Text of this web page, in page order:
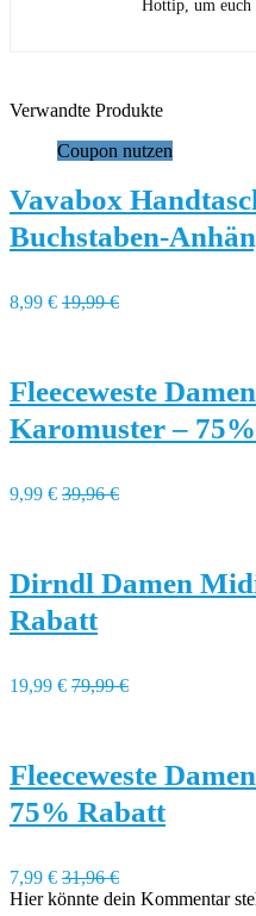
Hottip, um euch
Verwandte Produkte
Coupon nutzen
Vavabox
Buchstaben-
8,99 € 19,99 €
Fleeceweste
Karomuster –
9,99 € 39,96 €
Dirndl Damen
Rabatt
19,99 € 79,99 €
Fleeceweste
75% Rabatt
7,99 € 31,96 €
Hier könnte dein Kommentar